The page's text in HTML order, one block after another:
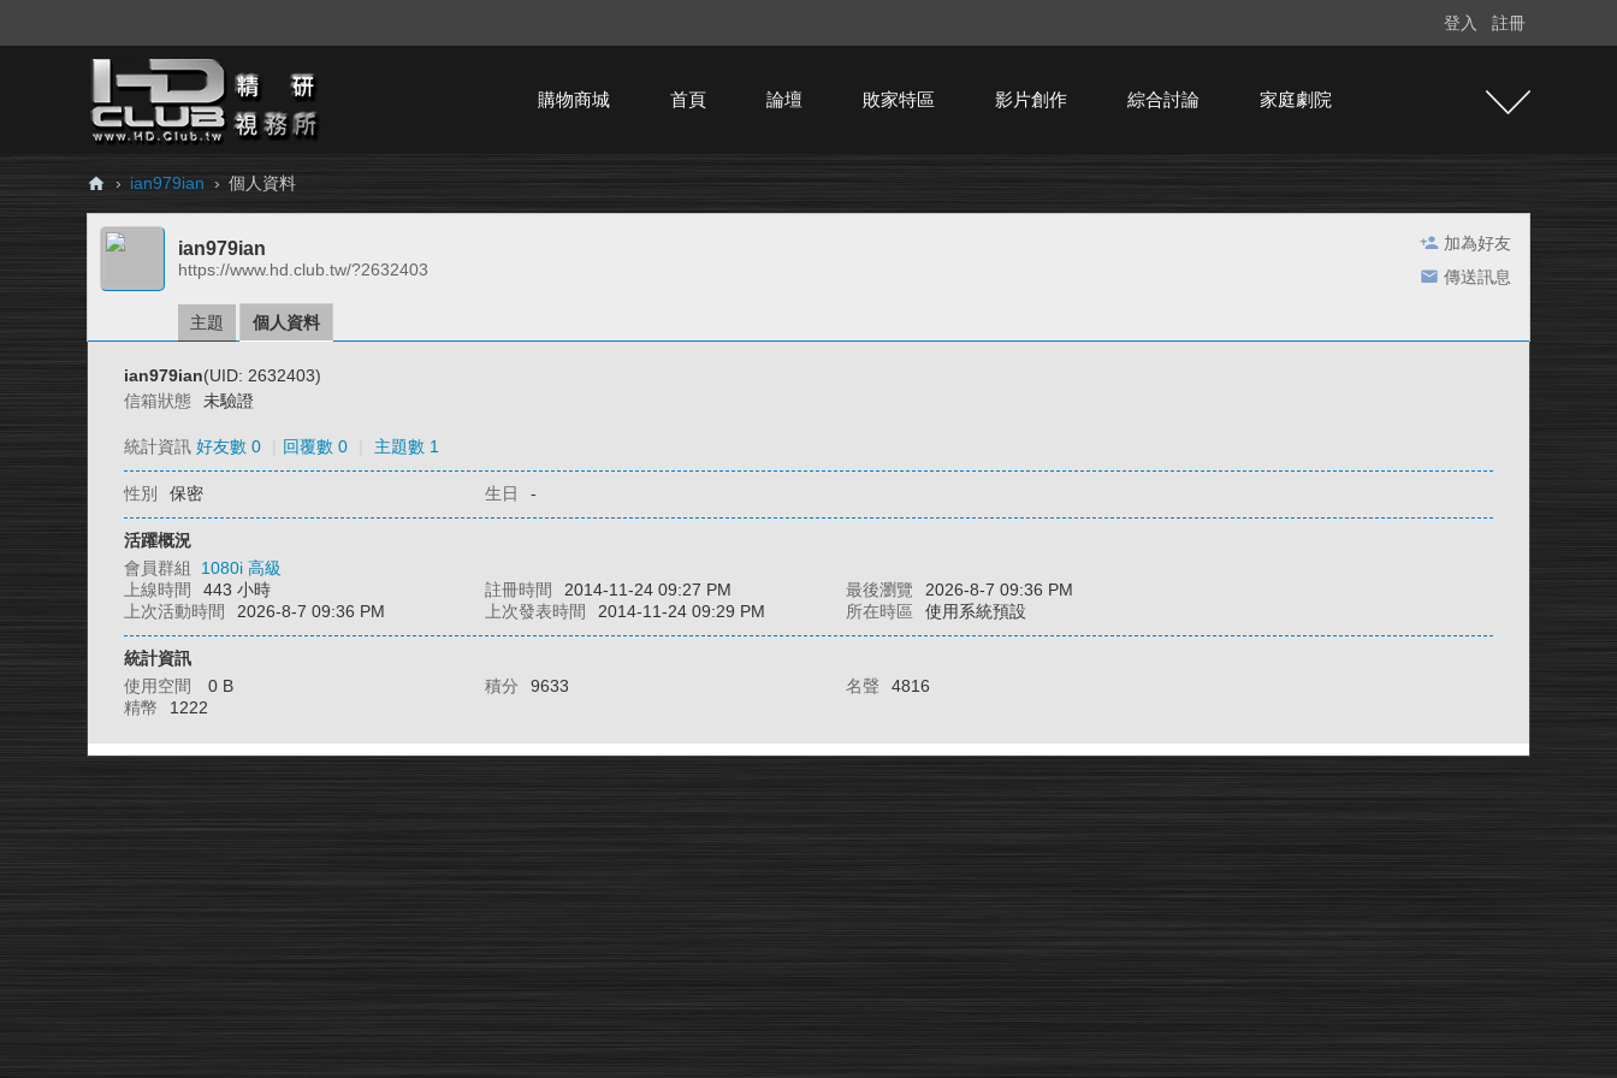
登入 註冊
購物商城 首頁 論壇 敗家特區 影片創作 綜合討論 家庭劇院
H
Cl
› ian979ian › 個人資料
加為好友
傳送訊息
ian979ian
https://www.hd.club.tw/?2632403
主題 個人資料
ian979ian(UID: 2632403)
信箱狀態
未驗證
統計資訊 好友數 0 回覆數 0 主題數 1
性別 保密 生日 -
活躍概況
會員群組 1080i 高級
上線時間
443 小時 註冊時間 2014-11-24 09:27 PM 最後瀏覽
2026-8-7 09:36 PM
上次活動時間
2026-8-7 09:36 PM 上次發表時間 2014-11-24 09:29 PM 所在時區 使用系統預設
統計資訊
使用空間
0 B 積分 9633 名聲
4816
精幣
1222